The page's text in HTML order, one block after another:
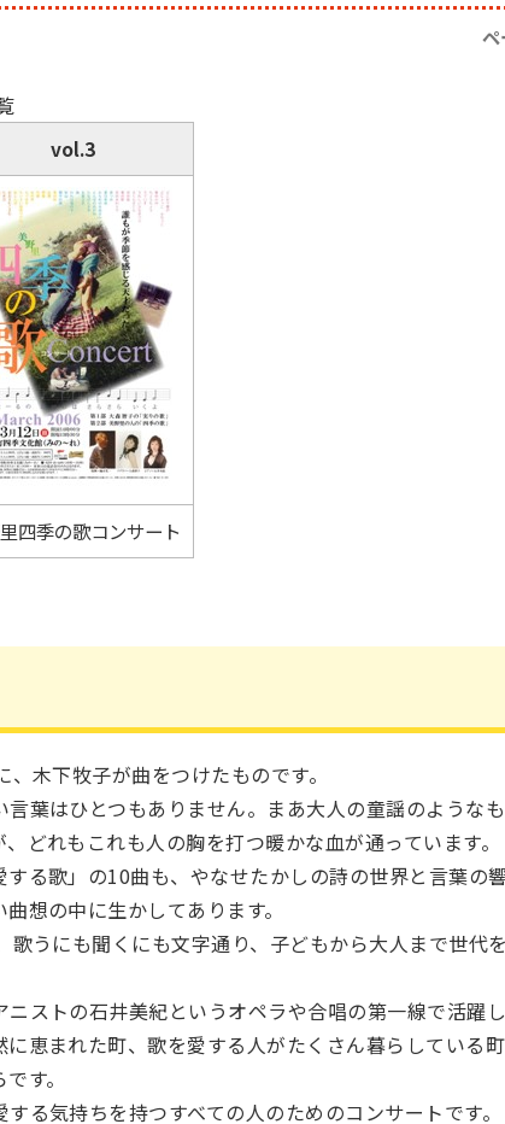
vol.3
四季の歌コンサート
木下牧子が曲をつけたものです。
葉はひとつもありません。まあ大人の童謡のようなも
どれもこれも人の胸を打つ暖かな血が通っています。
る歌」の10曲も、やなせたかしの詩の世界と言葉の
想の中に生かしてあります。
うにも聞くにも文字通り、子どもから大人まで世代
ストの石井美紀というオペラや合唱の第一線で活躍
恵まれた町、歌を愛する人がたくさん暮らしている
す。
る気持ちを持つすべての人のためのコンサートです。